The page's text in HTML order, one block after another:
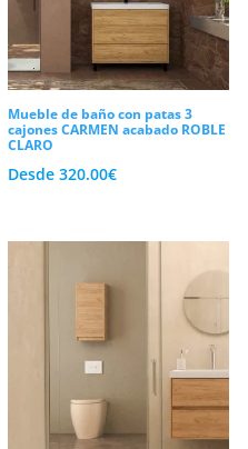
Mueble de baño con patas 3
cajones CARMEN acabado ROBLE
CLARO
Desde320.00€